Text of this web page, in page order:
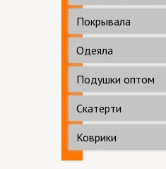
Покрывала
Одеяла
Подушки оптом
Скатерти
Коврики